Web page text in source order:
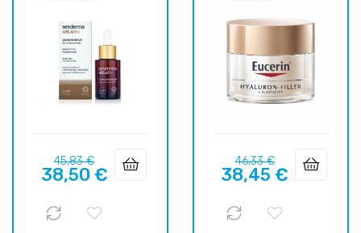
Prix
habituel
45,83 €Prix
38,50 €
Prix
habituel
46,33 €Prix
38,45 €